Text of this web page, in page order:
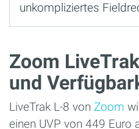
unkompliziertes
Zoom
und
LiveTrak L-8 von Zoom
einen UVP von 449 Euro